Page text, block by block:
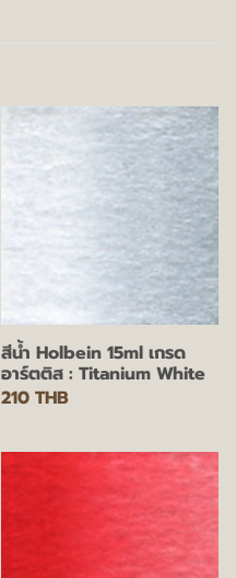
สีน้ำ Holbein 15ml เกรด
อาร์ตติส : Titanium White
210 THB